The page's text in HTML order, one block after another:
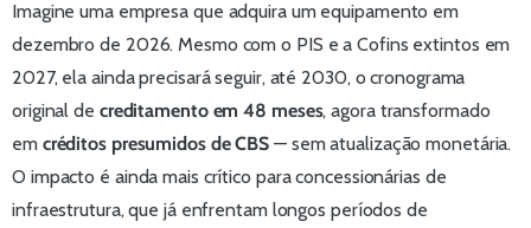
Imagine uma empresa que adquira um equipamento em
dezembro de 2026. Mesmo com o PIS e a Cofins extintos em
2027, ela ainda precisará seguir, até 2030, o cronograma
original de creditamento em 48 meses, agora transformado
em créditos presumidos de CBS — sem atualização monetária.
O impacto é ainda mais crítico para concessionárias de
infraestrutura, que já enfrentam longos períodos de